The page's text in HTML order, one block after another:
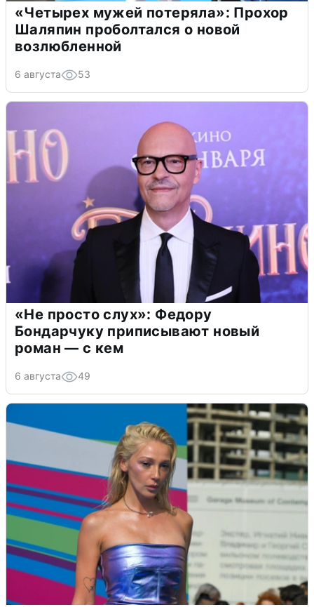
«Четырех мужей потеряла»: Прохор
Шаляпин проболтался о новой
возлюбленной
6 августа 53
«Не просто слух»: Федору
Бондарчуку приписывают новый
роман — с кем
6 августа 49